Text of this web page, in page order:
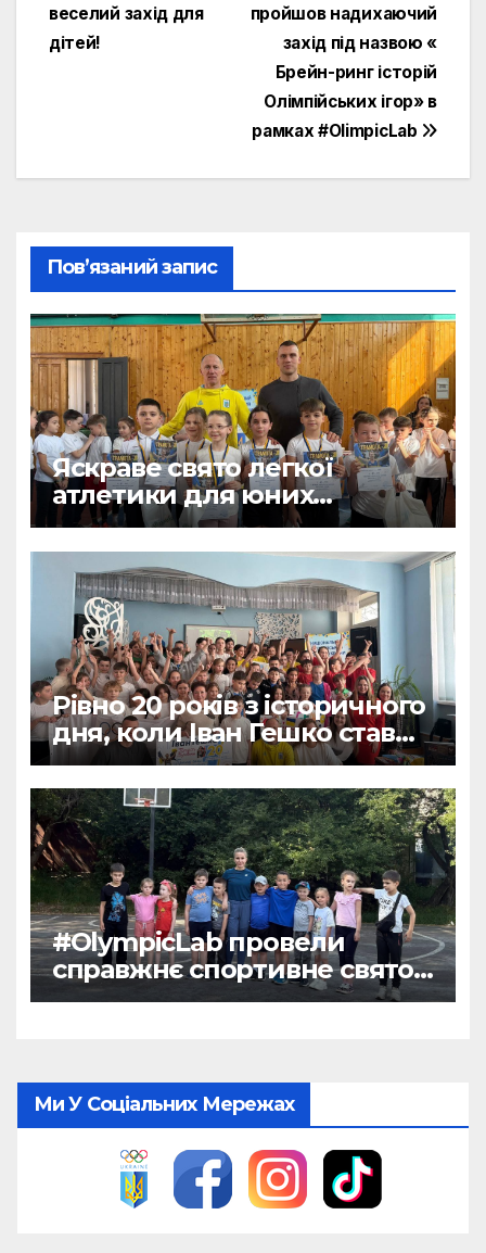
пройшов надихаючий
захід під назвою «
Брейн-ринг історій
Олімпійських ігор» в
рамках #OlimpicLab
веселий захід для
дітей!
Пов’язаний запис
Яскраве свято легкої
атлетики для юних
спортсменів!
Рівно 20 років з історичного
дня, коли Іван Гешко став
Чемпіоном світу з легкої
атлетики
#OlympicLab провели
справжнє спортивне свято
для дітей!
Ми У Соціальних Мережах